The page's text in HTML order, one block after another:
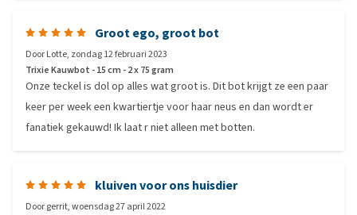
Groot ego, groot bot
DoorLotte, zondag 12 februari 2023
Trixie Kauwbot - 15 cm - 2 x 75 gram
Onze teckel is dol op alles wat groot is. Dit bot krijgt ze een paar
keer per week een kwartiertje voor haar neus en dan wordt er
fanatiek gekauwd! Ik laat r niet alleen met botten.
kluiven voor ons huisdier
Doorgerrit,woensdag 27 april 2022